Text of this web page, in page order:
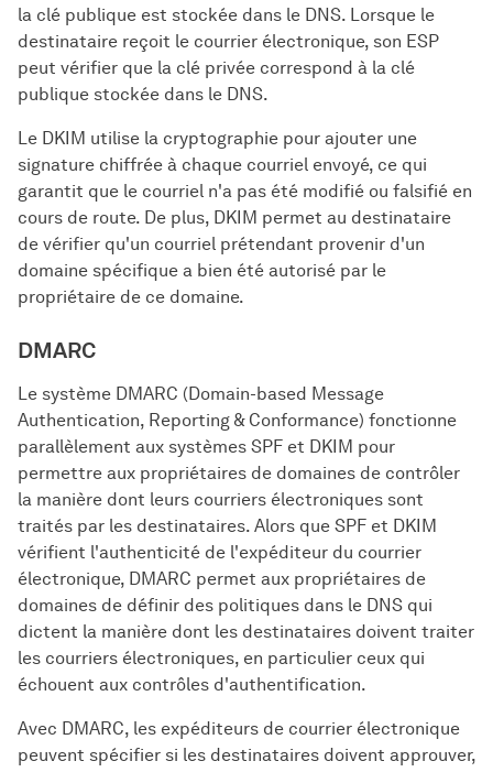
la clé publique est stockée dans le DNS. Lorsque le
destinataire reçoit le courrier électronique, son ESP
peut vérifier que la clé privée correspond à la clé
publique stockée dans le DNS.
Le DKIM utilise la cryptographie pour ajouter une
signature chiffrée à chaque courriel envoyé, ce qui
garantit que le courriel n'a pas été modifié ou falsifié en
cours de route. De plus, DKIM permet au destinataire
de vérifier qu'un courriel prétendant provenir d'un
domaine spécifique a bien été autorisé par le
propriétaire de ce domaine.
DMARC
Le système DMARC (Domain-based Message
Authentication, Reporting & Conformance) fonctionne
parallèlement aux systèmes SPF et DKIM pour
permettre aux propriétaires de domaines de contrôler
la manière dont leurs courriers électroniques sont
traités par les destinataires. Alors que SPF et DKIM
vérifient l'authenticité de l'expéditeur du courrier
électronique, DMARC permet aux propriétaires de
domaines de définir des politiques dans le DNS qui
dictent la manière dont les destinataires doivent traiter
les courriers électroniques, en particulier ceux qui
échouent aux contrôles d'authentification.
Avec DMARC, les expéditeurs de courrier électronique
peuvent spécifier si les destinataires doivent approuver,